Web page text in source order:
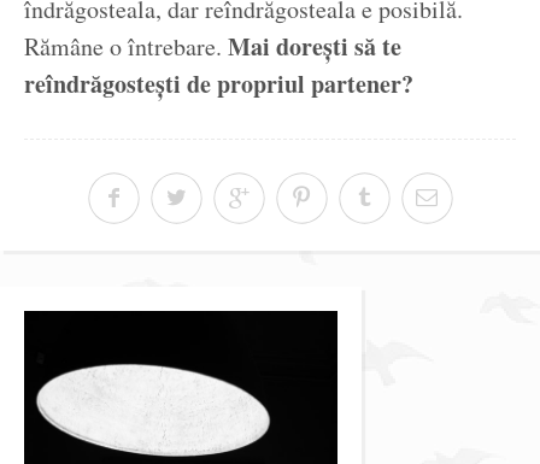
îndrăgosteala, dar reîndrăgosteala e posibilă.
Rămâne o întrebare. Mai dorești să te
reîndrăgostești de propriul partener?